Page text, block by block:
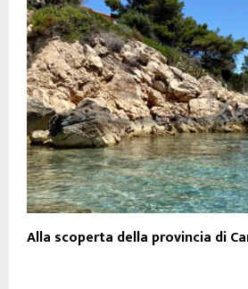
Alla scoperta della provincia di